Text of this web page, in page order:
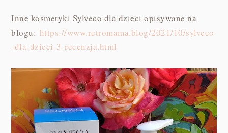
Inne kosmetyki Sylveco dla dzieci opisywane na
blogu: https://www.retromama.blog/2021/10/sylveco
-dla-dzieci-3-recenzja.html